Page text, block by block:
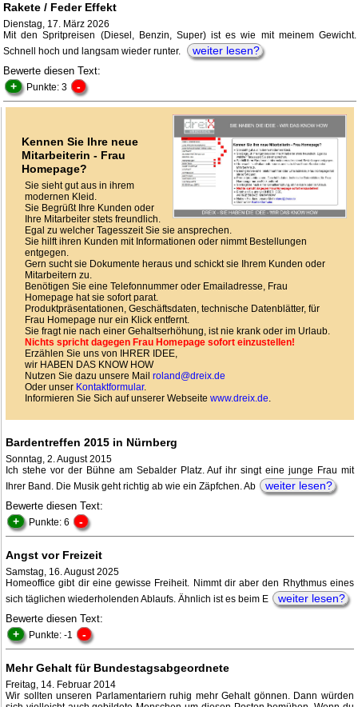
Rakete / Feder Effekt
Dienstag, 17. März 2026
Mit den Spritpreisen (Diesel, Benzin, Super) ist es wie mit meinem Gewicht.
Schnell hoch und langsam wieder runter.
weiter lesen?
Bewerte diesen Text:
+ Punkte: 3 -
Kennen Sie Ihre neue
Mitarbeiterin - Frau
Homepage?
Sie sieht gut aus in ihrem
modernen Kleid.
Sie Begrüßt Ihre Kunden oder
Ihre Mitarbeiter stets freundlich.
Egal zu welcher Tagesszeit Sie sie ansprechen.
Sie hilft ihren Kunden mit Informationen oder nimmt Bestellungen
entgegen.
Gern sucht sie Dokumente heraus und schickt sie Ihrem Kunden oder
Mitarbeitern zu.
Benötigen Sie eine Telefonnummer oder Emailadresse, Frau
Homepage hat sie sofort parat.
Produktpräsentationen, Geschäftsdaten, technische Datenblätter, für
Frau Homepage nur ein Klick entfernt.
Sie fragt nie nach einer Gehaltserhöhung, ist nie krank oder im Urlaub.
Nichts spricht dagegen Frau Homepage sofort einzustellen!
Erzählen Sie uns von IHRER IDEE,
wir HABEN DAS KNOW HOW
Nutzen Sie dazu unsere Mail roland@dreix.de
Oder unser Kontaktformular.
Informieren Sie Sich auf unserer Webseite www.dreix.de.
Bardentreffen 2015 in Nürnberg
Sonntag, 2. August 2015
Ich stehe vor der Bühne am Sebalder Platz. Auf ihr singt eine junge Frau mit
Ihrer Band. Die Musik geht richtig ab wie ein Zäpfchen. Ab
weiter lesen?
Bewerte diesen Text:
+ Punkte: 6 -
Angst vor Freizeit
Samstag, 16. August 2025
Homeoffice gibt dir eine gewisse Freiheit. Nimmt dir aber den Rhythmus eines
sich täglichen wiederholenden Ablaufs. Ähnlich ist es beim E
weiter lesen?
Bewerte diesen Text:
+ Punkte: -1 -
Mehr Gehalt für Bundestagsabgeordnete
Freitag, 14. Februar 2014
Wir sollten unseren Parlamentariern ruhig mehr Gehalt gönnen. Dann würden